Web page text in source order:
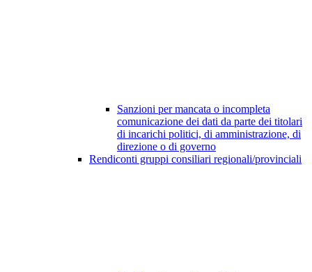
Sanzioni per mancata o incompleta
comunicazione dei dati da parte dei titolari
di incarichi politici, di amministrazione, di
direzione o di governo
Rendiconti gruppi consiliari regionali/provinciali